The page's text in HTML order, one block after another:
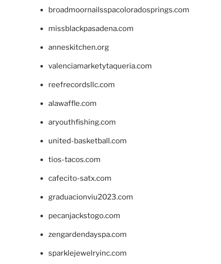
broadmoornailsspacoloradosprings.com
missblackpasadena.com
anneskitchen.org
valenciamarketytaqueria.com
reefrecordsllc.com
alawaffle.com
aryouthfishing.com
united-basketball.com
tios-tacos.com
cafecito-satx.com
graduacionviu2023.com
pecanjackstogo.com
zengardendayspa.com
sparklejewelryinc.com